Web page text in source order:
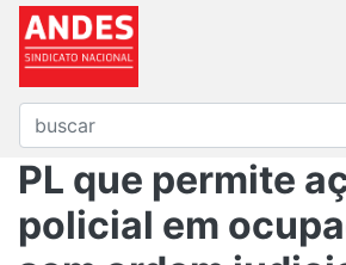
PL que permite
policial em